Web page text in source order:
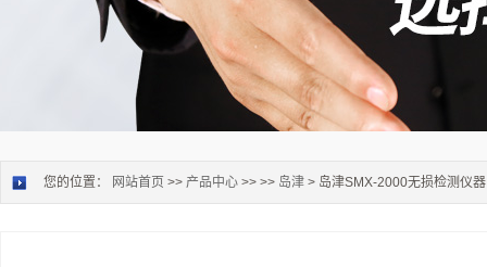
您的位置： 网站首页 >> 产品中心 >> >> 岛津 > 岛津SMX-2000无损检测仪器